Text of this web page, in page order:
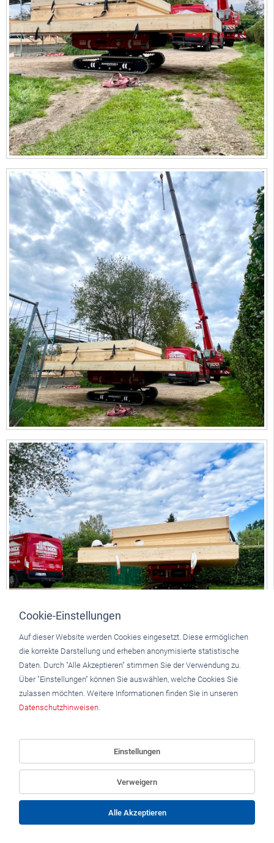
Cookie-Einstellungen
Auf dieser Website werden Cookies eingesetzt. Diese ermöglichen
die korrekte Darstellung und erheben anonymisierte statistische
Daten. Durch "Alle Akzeptieren" stimmen Sie der Verwendung zu.
Über "Einstellungen" können Sie auswählen, welche Cookies Sie
zulassen möchten. Weitere Informationen finden Sie in unseren
Datenschutzhinweisen.
Einstellungen
Verweigern
Alle Akzeptieren